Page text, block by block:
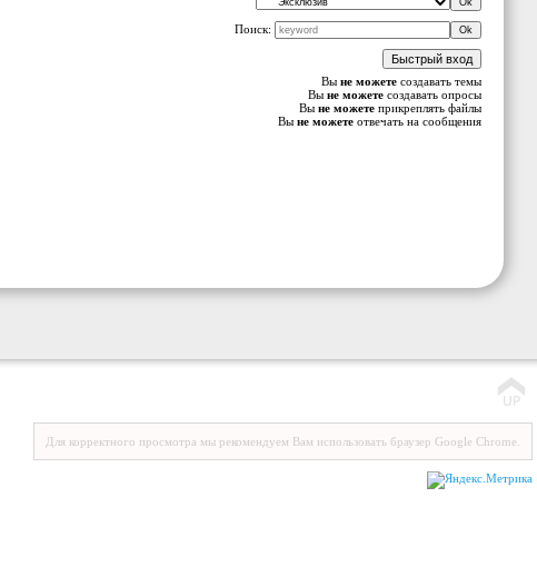
Поиск:
Вы не можете создавать темы
Вы не можете создавать опросы
Вы не можете прикреплять файлы
Вы не можете отвечать на сообщения
Для корректного просмотра мы рекомендуем Вам использовать браузер Google Chrome.